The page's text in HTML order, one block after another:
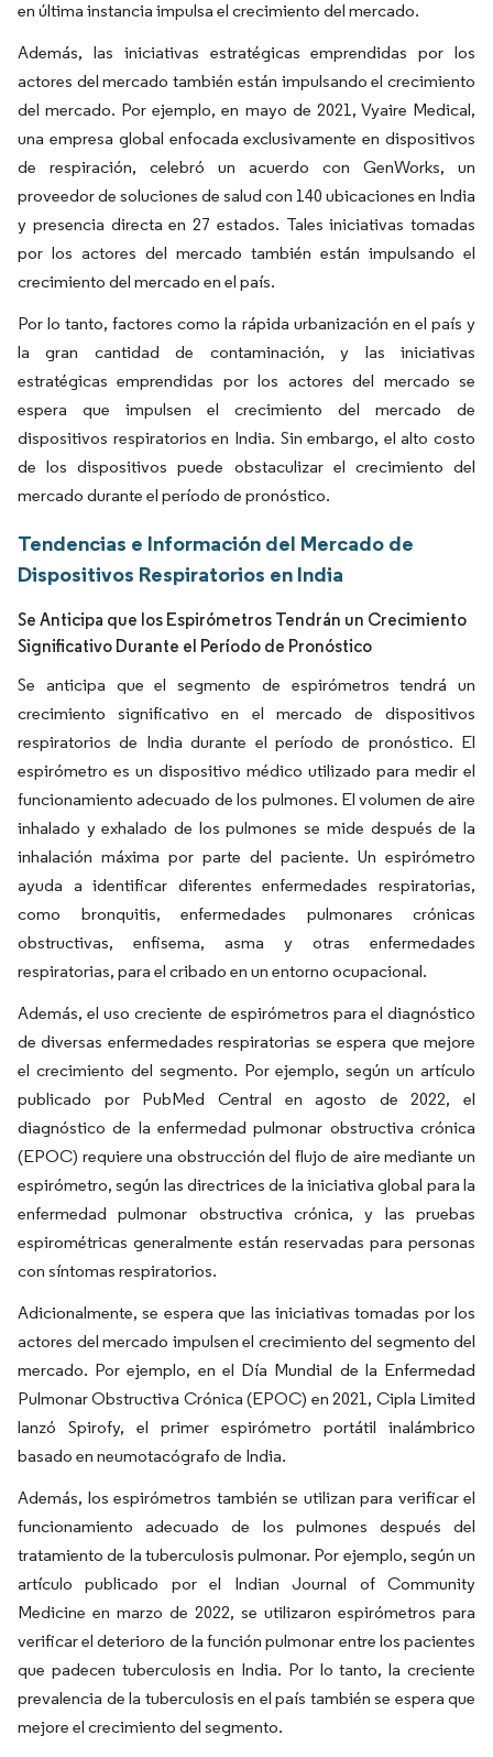
en última instancia impulsa el crecimiento del mercado.
Además, las iniciativas estratégicas emprendidas por los
actores del mercado también están impulsando el crecimiento
del mercado. Por ejemplo, en mayo de 2021, Vyaire Medical,
una empresa global enfocada exclusivamente en dispositivos
de respiración, celebró un acuerdo con GenWorks, un
proveedor de soluciones de salud con 140 ubicaciones en India
y presencia directa en 27 estados. Tales iniciativas tomadas
por los actores del mercado también están impulsando el
crecimiento del mercado en el país.
Por lo tanto, factores como la rápida urbanización en el país y
la gran cantidad de contaminación, y las iniciativas
estratégicas emprendidas por los actores del mercado se
espera que impulsen el crecimiento del mercado de
dispositivos respiratorios en India. Sin embargo, el alto costo
de los dispositivos puede obstaculizar el crecimiento del
mercado durante el período de pronóstico.
Tendencias e Información del Mercado de
Dispositivos Respiratorios en India
Se Anticipa que los Espirómetros Tendrán un Crecimiento
Significativo Durante el Período de Pronóstico
Se anticipa que el segmento de espirómetros tendrá un
crecimiento significativo en el mercado de dispositivos
respiratorios de India durante el período de pronóstico. El
espirómetro es un dispositivo médico utilizado para medir el
funcionamiento adecuado de los pulmones. El volumen de aire
inhalado y exhalado de los pulmones se mide después de la
inhalación máxima por parte del paciente. Un espirómetro
ayuda a identificar diferentes enfermedades respiratorias,
como bronquitis, enfermedades pulmonares crónicas
obstructivas, enfisema, asma y otras enfermedades
respiratorias, para el cribado en un entorno ocupacional.
Además, el uso creciente de espirómetros para el diagnóstico
de diversas enfermedades respiratorias se espera que mejore
el crecimiento del segmento. Por ejemplo, según un artículo
publicado por PubMed Central en agosto de 2022, el
diagnóstico de la enfermedad pulmonar obstructiva crónica
(EPOC) requiere una obstrucción del flujo de aire mediante un
espirómetro, según las directrices de la iniciativa global para la
enfermedad pulmonar obstructiva crónica, y las pruebas
espirométricas generalmente están reservadas para personas
con síntomas respiratorios.
Adicionalmente, se espera que las iniciativas tomadas por los
actores del mercado impulsen el crecimiento del segmento del
mercado. Por ejemplo, en el Día Mundial de la Enfermedad
Pulmonar Obstructiva Crónica (EPOC) en 2021, Cipla Limited
lanzó Spirofy, el primer espirómetro portátil inalámbrico
basado en neumotacógrafo de India.
Además, los espirómetros también se utilizan para verificar el
funcionamiento adecuado de los pulmones después del
tratamiento de la tuberculosis pulmonar. Por ejemplo, según un
artículo publicado por el Indian Journal of Community
Medicine en marzo de 2022, se utilizaron espirómetros para
verificar el deterioro de la función pulmonar entre los pacientes
que padecen tuberculosis en India. Por lo tanto, la creciente
prevalencia de la tuberculosis en el país también se espera que
mejore el crecimiento del segmento.